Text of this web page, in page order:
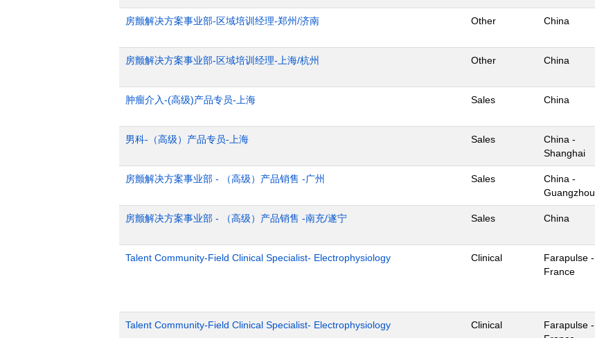
房颤解决方案事业部-区域培训经理-郑州/济南 Other China
房颤解决方案事业部-区域培训经理-上海/杭州 Other China
肿瘤介入-(高级)产品专员-上海 Sales China
男科-（高级）产品专员-上海 Sales
China -
Shanghai
房颤解决方案事业部 - （高级）产品销售 -广州 Sales
China -
Guangzhou
房颤解决方案事业部 - （高级）产品销售 -南充/遂宁 Sales China
Talent Community-Field Clinical Specialist- Electrophysiology Clinical
Farapulse -
France
Talent Community-Field Clinical Specialist- Electrophysiology Clinical
Farapulse -